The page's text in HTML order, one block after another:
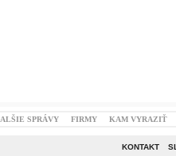
SPRÁVY FIRMY KAM VYRAZIŤ
KONTAKT